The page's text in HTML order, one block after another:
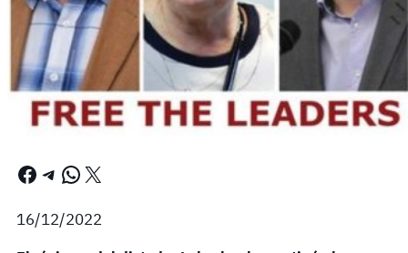
Facebook Telegram WhatsApp X
16/12/2022